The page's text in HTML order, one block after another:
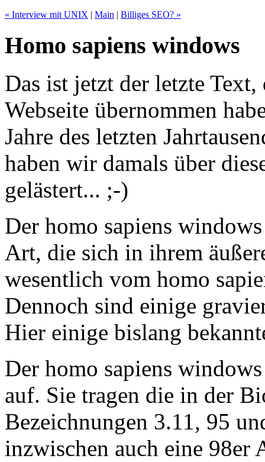
« Interview mit UNIX | Main | Billiges SEO? »
Homo sapiens windows
Das ist jetzt der letzte
Webseite übernommen
Jahre des letzten
haben wir damals über
gelästert... ;-)
Der homo sapiens
Art, die sich in ihrem
wesentlich vom homo
Dennoch sind einige
Hier einige bislang
Der homo sapiens
auf. Sie tragen die in der
Bezeichnungen 3.11, 95
inzwischen auch eine 98er